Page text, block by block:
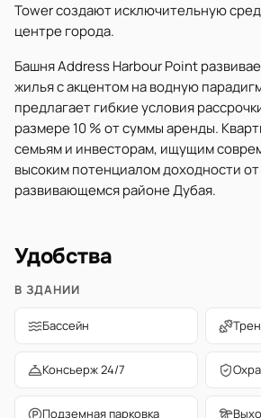
Tower создают исключительную
центре города.
Башня Address Harbour Point
жилья с акцентом на водную
предлагает гибкие условия
размере 10 % от суммы аренды.
семьям и инвесторам, ищущим
высоким потенциалом доходности
развивающемся районе Дубая.
Удобства
В ЗДАНИИ
Бассейн
Консьерж 24/7
Подземная парковка